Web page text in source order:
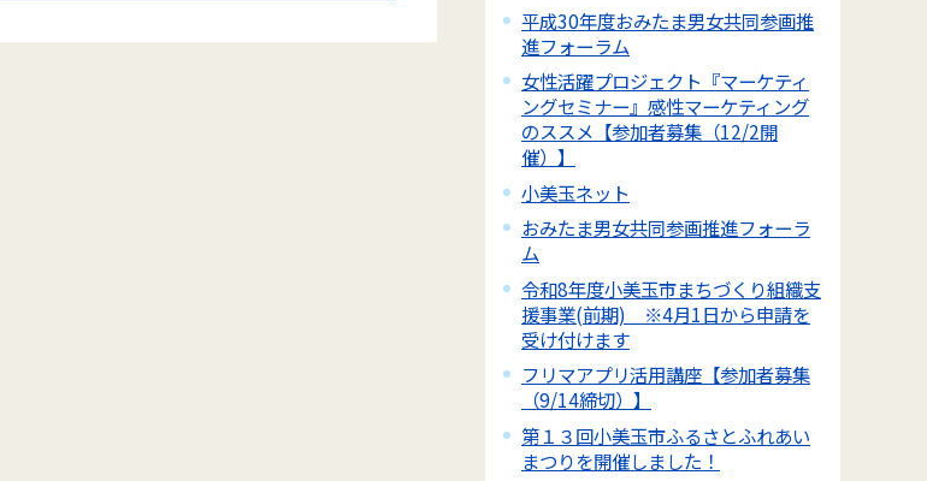
平成30年度おみたま男女共同参画推
進フォーラム
女性活躍プロジェクト『マーケティ
ングセミナー』感性マーケティング
のススメ【参加者募集（12/2開
催）】
小美玉ネット
おみたま男女共同参画推進フォーラ
ム
令和8年度小美玉市まちづくり組織支
援事業(前期) ※4月1日から申請を
受け付けます
フリマアプリ活用講座【参加者募集
（9/14締切）】
第１３回小美玉市ふるさとふれあい
まつりを開催しました！